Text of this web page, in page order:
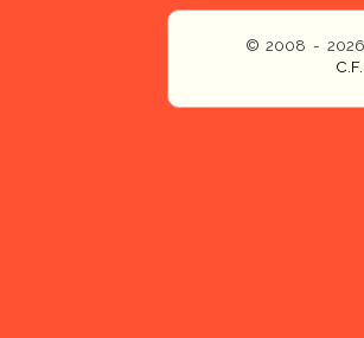
© 2008 - 2026